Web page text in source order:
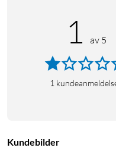
Etuiet er kompatibelt
Spesifikasjoner
Passer iPhone 17
Vekt: 38 g
1 av 5
1
Kundebilder